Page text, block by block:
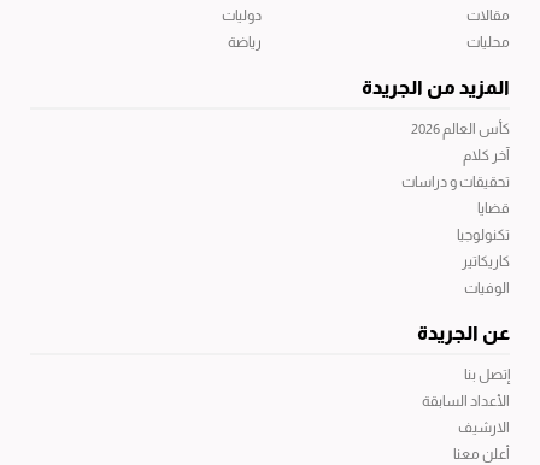
مقالات
محليات
دوليات
رياضة
المزيد من الجريدة
كأس العالم 2026
آخر كلام
تحقيقات و دراسات
قضايا
تكنولوجيا
كاريكاتير
الوفيات
عن الجريدة
إتصل بنا
الأعداد السابقة
الارشيف
أعلن معنا